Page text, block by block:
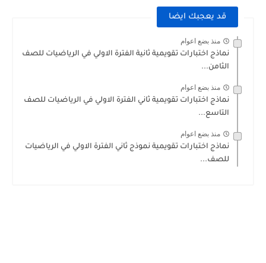
قد يعجبك ايضا
منذ بضع اعوام
نماذج اختبارات تقويمية ثانية الفترة الاولي في الرياضيات للصف
الثامن...
منذ بضع اعوام
نماذج اختبارات تقويمية ثاني الفترة الاولي في الرياضيات للصف
التاسع...
منذ بضع اعوام
نماذج اختبارات تقويمية نموذج ثاني الفترة الاولي في الرياضيات
للصف...